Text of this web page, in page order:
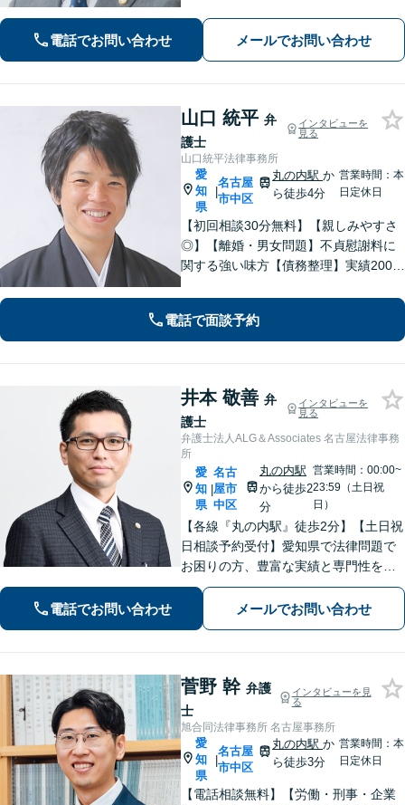
「IT法務部によるチームでの問題解
決」ITに関する深い知見を活かして技
術的な観点からも問題解決をサポー
ト！
電話でお問い合わせ メールでお問い合わせ
山口 統平 弁
護士
インタビューを
見る
山口統平法律事務所
愛
知
県
|
名古屋
市中区
丸の内駅か
ら徒歩4分
営業時間：本
日定休日
【初回相談30分無料】【親しみやすさ
◎】【離婚・男女問題】不貞慰謝料に
関する強い味方【債務整理】実績2000
に対応。調停もお任せください【丸の
内駅4分】
電話で面談予約
井本 敬善 弁
護士
インタビューを
見る
弁護士法人ALG＆Associates 名古屋法律事務
所
愛
知
県
|
名古
屋市
中区
丸の内駅
から徒歩2
分
営業時間：00:00~
23:59（土日祝
日）
【各線『丸の内駅』徒歩2分】【土日祝
日相談予約受付】愛知県で法律問題で
お困りの方、豊富な実績と専門性を持
つ弁護士が、ともに解決を目指しま
す。どうぞお気軽にご相談ください。
電話でお問い合わせ メールでお問い合わせ
菅野 幹 弁護
士
インタビューを見
る
旭合同法律事務所 名古屋事務所
愛
知
県
|
名古屋
市中区
丸の内駅か
ら徒歩3分
営業時間：本
日定休日
【電話相談無料】【労働・刑事・企業